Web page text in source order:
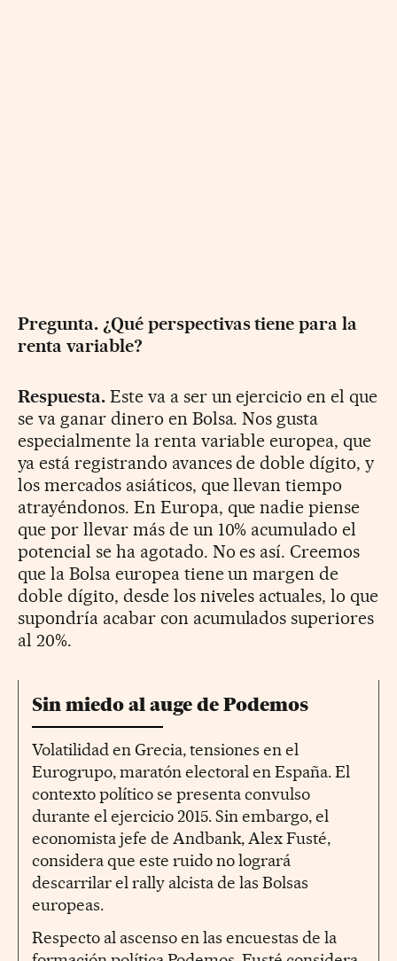
Pregunta. ¿Qué perspectivas tiene para la
renta variable?
Respuesta.Este va a ser un ejercicio en el que
se va ganar dinero en Bolsa. Nos gusta
especialmente la renta variable europea, que
ya está registrando avances de doble dígito, y
los mercados asiáticos, que llevan tiempo
atrayéndonos. En Europa, que nadie piense
que por llevar más de un 10% acumulado el
potencial se ha agotado. No es así. Creemos
que la Bolsa europea tiene un margen de
doble dígito, desde los niveles actuales, lo que
supondría acabar con acumulados superiores
al 20%.
Sin miedo al auge de Podemos
Volatilidad en Grecia, tensiones en el
Eurogrupo, maratón electoral en España. El
contexto político se presenta convulso
durante el ejercicio 2015. Sin embargo, el
economista jefe de Andbank, Alex Fusté,
considera que este ruido no logrará
descarrilar el rally alcista de las Bolsas
europeas.
Respecto al ascenso en las encuestas de la